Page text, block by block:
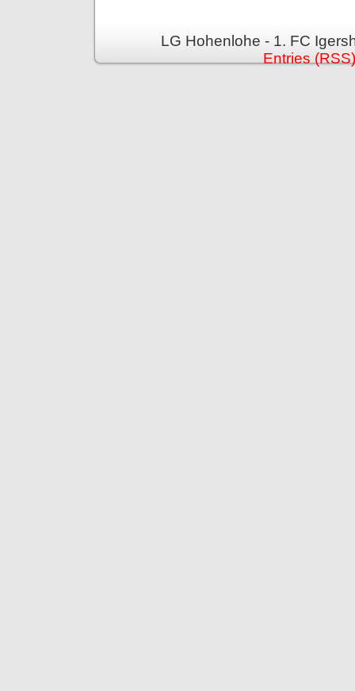
LG Hohenlohe - 1. FC
Entries (RSS)